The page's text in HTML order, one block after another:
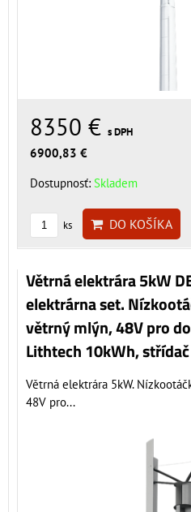
8350 € s DPH
6900,83 €
Dostupnosť: Skladem
ks DO KOŠÍKA
Větrná elektrára 5kW
elektrárna set.
větrný mlýn, 48V pro
Lithtech 10kWh,
Větrná elektrára 5kW.
48V pro...